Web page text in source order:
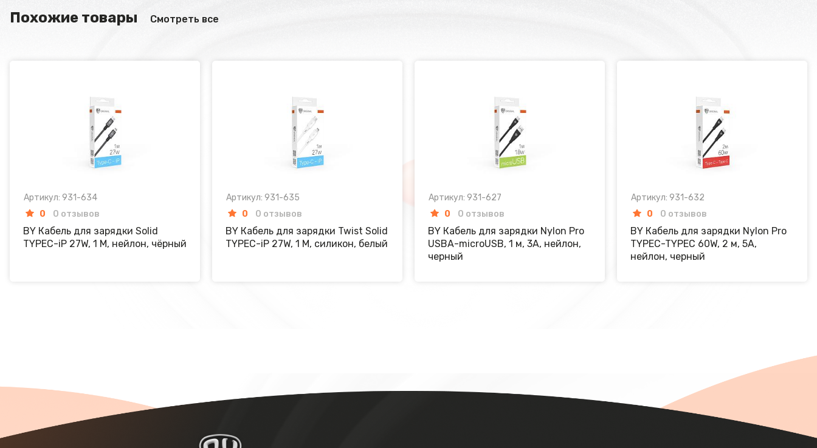
Похожие товары Смотреть все
Артикул: 931-634
0
0 отзывов
BY Кабель для зарядки Solid
TYPEC-iP 27W, 1 M, нейлон, чёрный
Артикул: 931-635
0
0 отзывов
BY Кабель для зарядки Twist Solid
TYPEC-iP 27W, 1 M, силикон, белый
Артикул: 931-627
0
0 отзывов
BY Кабель для зарядки Nylon Pro
USBA-microUSB, 1 м, 3A, нейлон,
черный
Артикул: 931-632
0
0 отзывов
BY Кабель для зарядки Nylon Pro
TYPEC-TYPEC 60W, 2 м, 5A,
нейлон, черный